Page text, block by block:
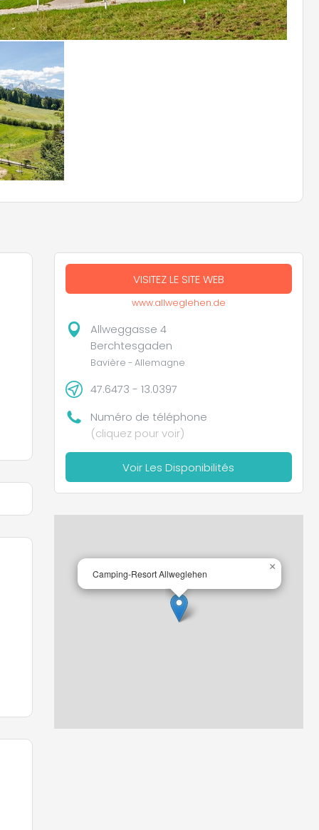
VISITEZ LE SITE WEB
www.allweglehen.de
Allweggasse 4
Berchtesgaden
Bavière - Allemagne
47.6473 - 13.0397
Numéro de téléphone
(cliquez pour voir)
Voir Les Disponibilités
Camping-Resort Allweglehen
×